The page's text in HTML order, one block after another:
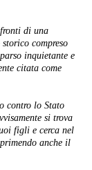
di una
compreso
inquietante e
citata come
contro lo Stato
si trova
figli e cerca nel
anche il